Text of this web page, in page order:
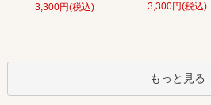
3,300円(税込)
3,300円(税込)
もっと見る